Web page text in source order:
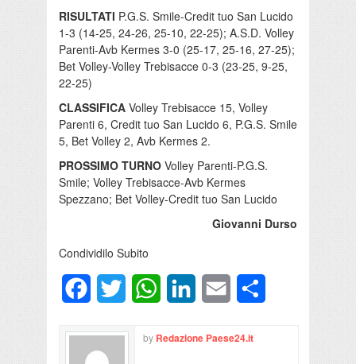
RISULTATI P.G.S. Smile-Credit tuo San Lucido
1-3 (14-25, 24-26, 25-10, 22-25); A.S.D. Volley
Parenti-Avb Kermes 3-0 (25-17, 25-16, 27-25);
Bet Volley-Volley Trebisacce 0-3 (23-25, 9-25,
22-25)
CLASSIFICA Volley Trebisacce 15, Volley
Parenti 6, Credit tuo San Lucido 6, P.G.S. Smile
5, Bet Volley 2, Avb Kermes 2.
PROSSIMO TURNO Volley Parenti-P.G.S.
Smile; Volley Trebisacce-Avb Kermes
Spezzano; Bet Volley-Credit tuo San Lucido
Giovanni Durso
Condividilo Subito
FacebookTwitter WhatsAppLinkedInEmail
by Redazione Paese24.it